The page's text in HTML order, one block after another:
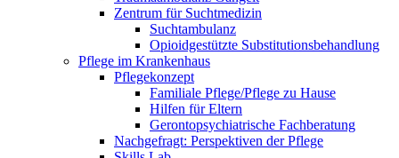
Zentrum für Suchtmedizin
Suchtambulanz
Opioidgestützte Substitutionsbehandlung
Pflege im Krankenhaus
Pflegekonzept
Familiale Pflege/Pflege zu Hause
Hilfen für Eltern
Gerontopsychiatrische Fachberatung
Nachgefragt: Perspektiven der Pflege